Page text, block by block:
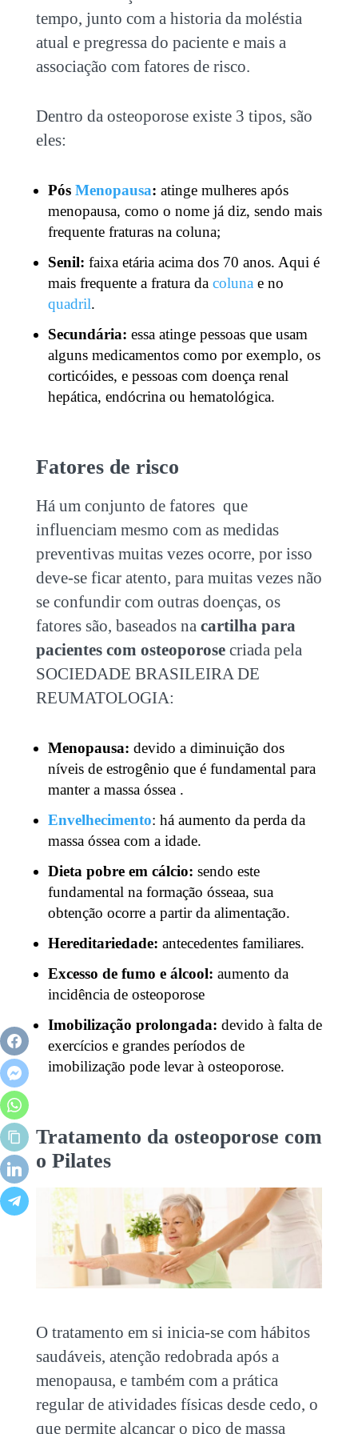
tempo, junto com a historia da moléstia
atual e pregressa do paciente e mais a
associação com fatores de risco.
Dentro da osteoporose existe 3 tipos, são
eles:
Pós Menopausa: atinge mulheres após
menopausa, como o nome já diz, sendo mais
frequente fraturas na coluna;
Senil: faixa etária acima dos 70 anos. Aqui é
mais frequente a fratura da coluna e no
quadril.
Secundária: essa atinge pessoas que usam
alguns medicamentos como por exemplo, os
corticóides, e pessoas com doença renal
hepática, endócrina ou hematológica.
Fatores de risco
Há um conjunto de fatores que
influenciam mesmo com as medidas
preventivas muitas vezes ocorre, por isso
deve-se ficar atento, para muitas vezes não
se confundir com outras doenças, os
fatores são, baseados na cartilha para
pacientes com osteoporosecriada pela
SOCIEDADE BRASILEIRA DE
REUMATOLOGIA:
Menopausa: devido a diminuição dos
níveis de estrogênio que é fundamental para
manter a massa óssea .
Envelhecimento: há aumento da perda da
massa óssea com a idade.
Dieta pobre em cálcio: sendo este
fundamental na formação ósseaa, sua
obtenção ocorre a partir da alimentação.
Hereditariedade: antecedentes familiares.
Excesso de fumo e álcool: aumento da
incidência de osteoporose
Imobilização prolongada: devido à falta de
exercícios e grandes períodos de
imobilização pode levar à osteoporose.
Tratamento da osteoporose com
o Pilates
O tratamento em si inicia-se com hábitos
saudáveis, atenção redobrada após a
menopausa, e também com a prática
regular de atividades físicas desde cedo, o
que permite alcançar o pico de massa